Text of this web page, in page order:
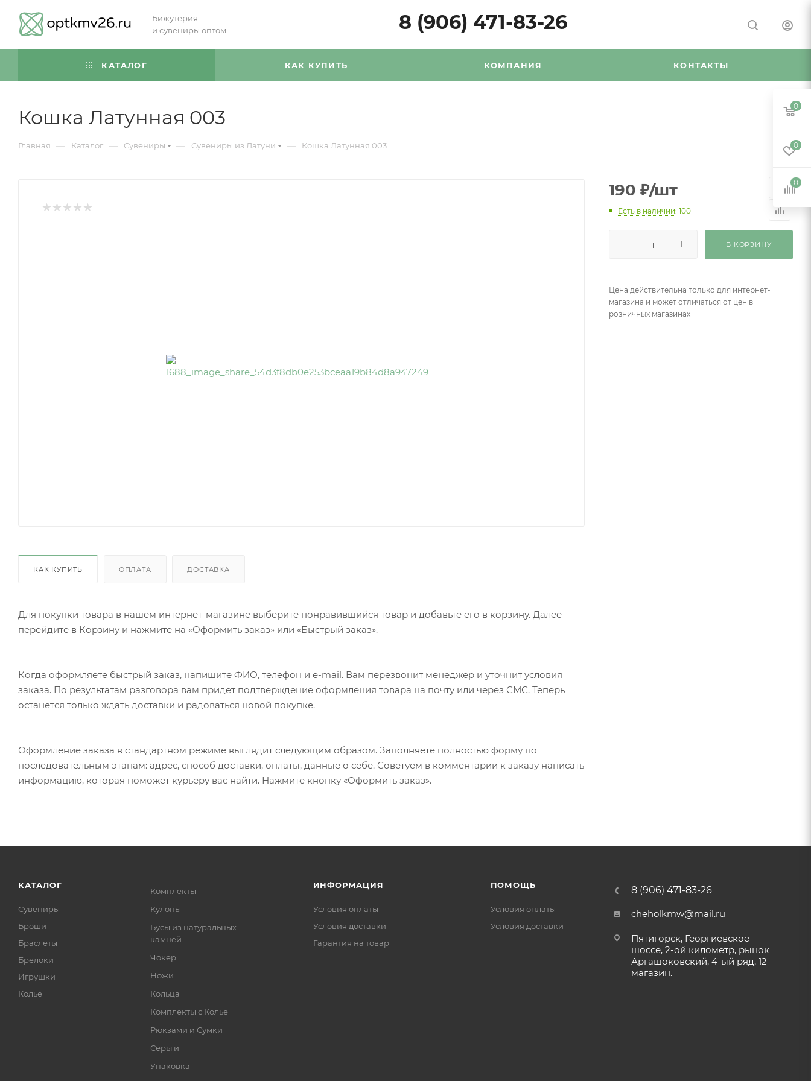
Бижутерия
и сувениры оптом
8 (906) 471-83-26
КАТАЛОГ КАК КУПИТЬ КОМПАНИЯ КОНТАКТЫ
Кошка Латунная 003
Главная — Каталог — Сувениры — Сувениры из Латуни — Кошка Латунная 003
КАК КУПИТЬ ОПЛАТА ДОСТАВКА
Для покупки товара в нашем интернет-магазине выберите понравившийся товар и добавьте его в корзину. Далее
перейдите в Корзину и нажмите на «Оформить заказ» или «Быстрый заказ».
Когда оформляете быстрый заказ, напишите ФИО, телефон и e-mail. Вам перезвонит менеджер и уточнит условия
заказа. По результатам разговора вам придет подтверждение оформления товара на почту или через СМС. Теперь
останется только ждать доставки и радоваться новой покупке.
Оформление заказа в стандартном режиме выглядит следующим образом. Заполняете полностью форму по
последовательным этапам: адрес, способ доставки, оплаты, данные о себе. Советуем в комментарии к заказу написать
информацию, которая поможет курьеру вас найти. Нажмите кнопку «Оформить заказ».
190 ₽/шт
Есть в наличии: 100
В КОРЗИНУ
Цена действительна только для интернет-
магазина и может отличаться от цен в
розничных магазинах
КАТАЛОГ
Сувениры
Броши
Браслеты
Брелоки
Игрушки
Колье
Комплекты
Кулоны
Бусы из натуральных
камней
Чокер
Ножи
Кольца
Комплекты с Колье
Рюкзами и Сумки
Серьги
Упаковка
ИНФОРМАЦИЯ
Условия оплаты
Условия доставки
Гарантия на товар
ПОМОЩЬ
Условия оплаты
Условия доставки
8 (906) 471-83-26
cheholkmw@mail.ru
Пятигорск, Георгиевское
шоссе, 2-ой километр, рынок
Аргашоковский, 4-ый ряд, 12
магазин.
0
0
0